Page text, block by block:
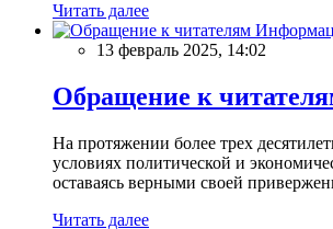
Читать далее
13 февраль 2025, 14:02
Обращение к
На протяжении более трех
условиях политической и
оставаясь верными своей
Читать далее